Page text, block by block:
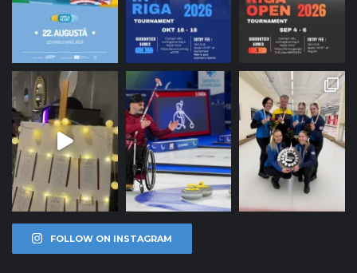
FOLLOW ON INSTAGRAM